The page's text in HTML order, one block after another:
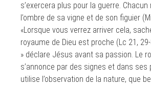
s’exercera plus pour la guerre.
l’ombre de sa vigne et de son figuier
«Lorsque vous verrez arriver cela,
royaume de Dieu est proche (Lc 21,
» déclare Jésus avant sa passion. Le
s’annonce par des signes et dans ses
utilise l’observation de la nature, que